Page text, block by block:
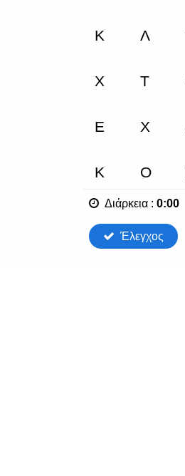
Διάρκεια : 0:00
Έλεγχος